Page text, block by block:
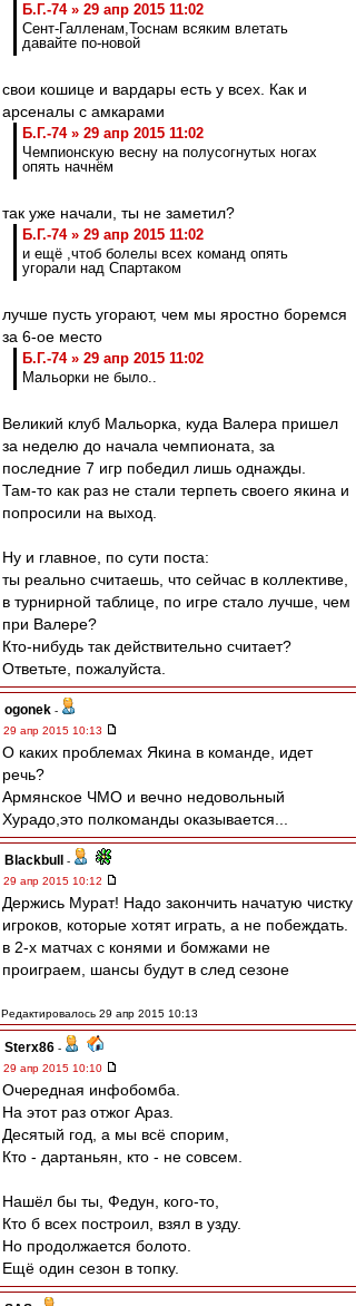
Б.Г.-74 » 29 апр 2015 11:02
Сент-Галленам,Тоснам всяким влетать
давайте по-новой
свои кошице и вардары есть у всех. Как и
арсеналы с амкарами
Б.Г.-74 » 29 апр 2015 11:02
Чемпионскую весну на полусогнутых ногах
опять начнём
так уже начали, ты не заметил?
Б.Г.-74 » 29 апр 2015 11:02
и ещё ,чтоб болелы всех команд опять
угорали над Спартаком
лучше пусть угорают, чем мы яростно боремся
за 6-ое место
Б.Г.-74 » 29 апр 2015 11:02
Мальорки не было..
Великий клуб Мальорка, куда Валера пришел
за неделю до начала чемпионата, за
последние 7 игр победил лишь однажды.
Там-то как раз не стали терпеть своего якина и
попросили на выход.
Ну и главное, по сути поста:
ты реально считаешь, что сейчас в коллективе,
в турнирной таблице, по игре стало лучше, чем
при Валере?
Кто-нибудь так действительно считает?
Ответьте, пожалуйста.
ogonek -
29 апр 2015 10:13
О каких проблемах Якина в команде, идет
речь?
Армянское ЧМО и вечно недовольный
Хурадо,это полкоманды оказывается...
Blackbull
-
29 апр 2015 10:12
Держись Мурат! Надо закончить начатую чистку
игроков, которые хотят играть, а не побеждать.
в 2-х матчах с конями и бомжами не
проиграем, шансы будут в след сезоне
Редактировалось 29 апр 2015 10:13
Sterx86 -
29 апр 2015 10:10
Очередная инфобомба.
На этот раз отжог Араз.
Десятый год, а мы всё спорим,
Кто - дартаньян, кто - не совсем.
Нашёл бы ты, Федун, кого-то,
Кто б всех построил, взял в узду.
Но продолжается болото.
Ещё один сезон в топку.